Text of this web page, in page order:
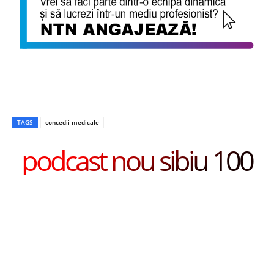
TAGS concedii medicale
podcast nou sibiu 100